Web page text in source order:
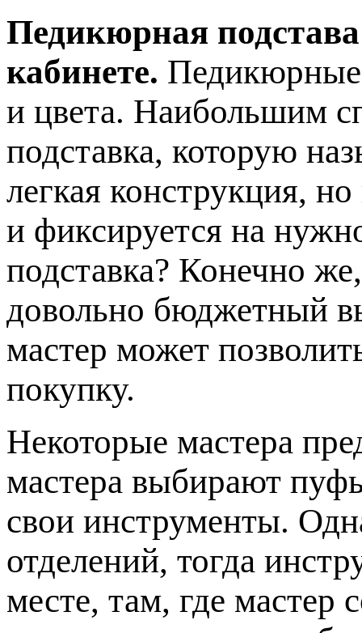
Педикюрная подстава
кабинете. Педикюрные
и цвета. Наибольшим
подставка, которую
легкая конструкция,
и фиксируется на
подставка? Конечно
довольно бюджетный
мастер может
покупку.
Некоторые мастера
мастера выбирают
свои инструменты.
отделений, тогда
месте, там, где